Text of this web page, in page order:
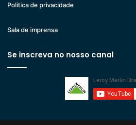
Politica de privacidade
Sala de imprensa
Se inscreva no nosso canal